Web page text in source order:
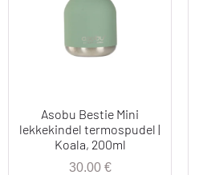
Asobu Bestie Mini
lekkekindel termospudel |
Koala, 200ml
30.00 €